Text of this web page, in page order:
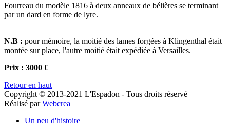
Fourreau du modèle 1816 à deux anneaux de bélières se terminant
par un dard en forme de lyre.
N.B : pour mémoire, la moitié des lames forgées à Klingenthal était
montée sur place, l'autre moitié était expédiée à Versailles.
Prix : 3000 €
Retour en haut
Copyright © 2013-2021 L'Espadon - Tous droits réservé
Réalisé parWebcrea
Un peu d'histoire